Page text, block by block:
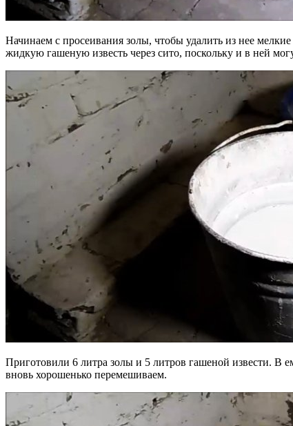
Начинаем с просеивания золы, чтобы удалить из нее
жидкую гашеную известь через сито, поскольку и в ней
Приготовили 6 литра золы и 5 литров гашеной извести. В
вновь хорошенько перемешиваем.